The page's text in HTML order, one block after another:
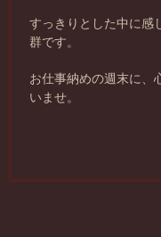
すっきりとした中に感
群です。
お仕事納めの週末に、
いませ。